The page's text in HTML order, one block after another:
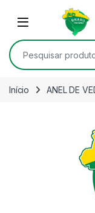
Skip to navigation
Open
Pesquisar por:
Início ANEL DE